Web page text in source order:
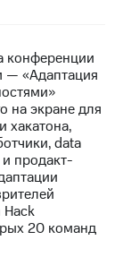
конференции
— «Адаптация
на экране для
хакатона,
data
продакт-
20 команд